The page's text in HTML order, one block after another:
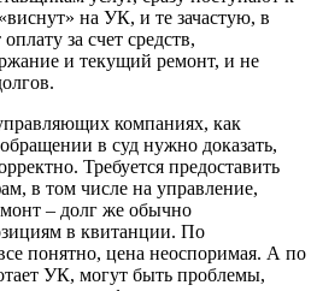
на УК, и те зачастую, в
за счет средств,
и текущий ремонт, и не
компаниях, как
в суд нужно доказать,
Требуется предоставить
в том числе на управление,
– долг же обычно
в квитанции. По
понятно, цена неоспоримая. А по
УК, могут быть проблемы,